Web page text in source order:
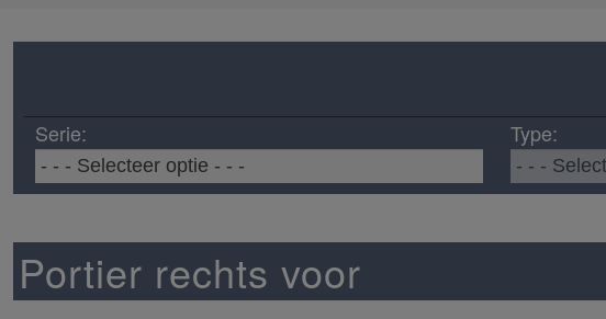
Serie: Type:
Portier rechts voor